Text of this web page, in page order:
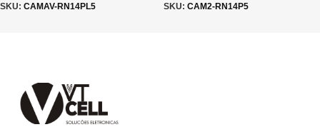
SKU: CAMAV-RN14PL5 SKU: CAM2-RN14P5